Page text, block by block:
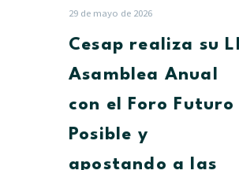
el
Foro
Posible
29 de mayo de 2026
Cesap realiza su LII
Asamblea Anual
con el Foro Futuro
Posible y
apostando a las